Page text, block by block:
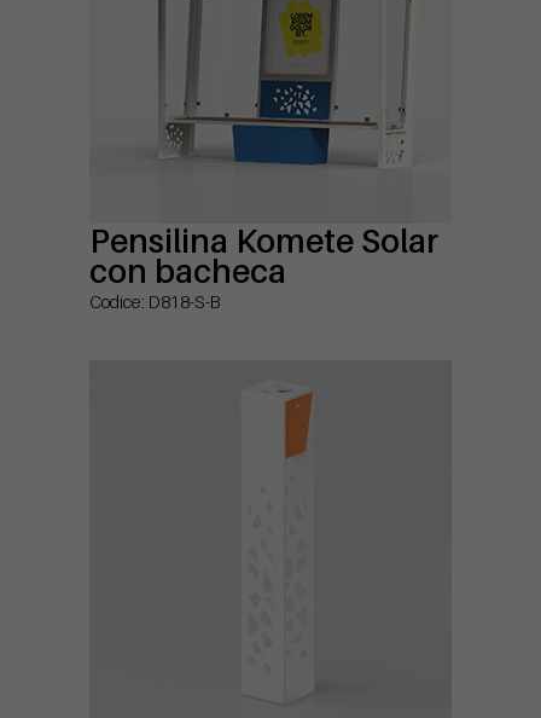
Pensilina Komete Solar
con bacheca
Codice: D818-S-B